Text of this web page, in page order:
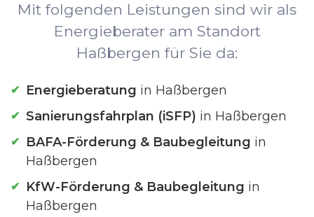
Mit folgenden Leistungen sind wir als
Energieberater am Standort
Haßbergen für Sie da:
Energieberatung in Haßbergen
Sanierungsfahrplan (iSFP) in Haßbergen
BAFA-Förderung & Baubegleitung in
Haßbergen
KfW-Förderung & Baubegleitung in
Haßbergen